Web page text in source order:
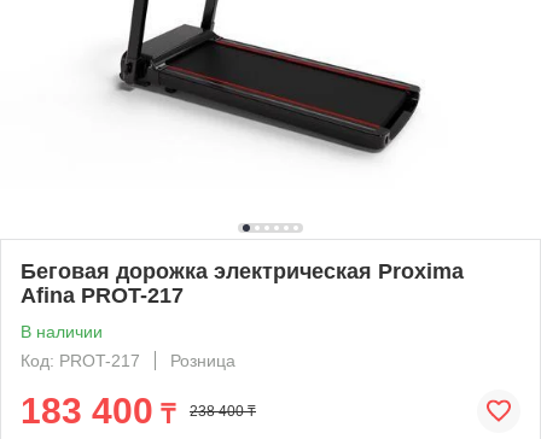
Беговая дорожка электрическая Proxima
Afina PROT-217
В наличии
Код: PROT-217
Розница
183 400 ₸ 238 400 ₸